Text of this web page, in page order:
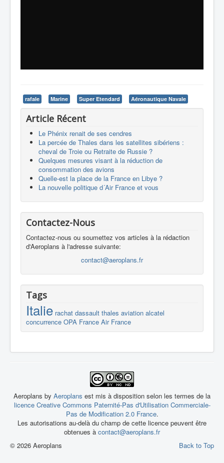
rafale Marine Super Etendard Aéronautique Navale
Article Récent
Le Phénix renait de ses cendres
La percée de Thales dans les satellites sibériens :
cheval de Troie ou Retraite de Russie ?
Quelques mesures visant à la réduction de
consommation des avions
Quelle-est la place de la France en Libye ?
La nouvelle politique d´Air France et vous
Contactez-Nous
Contactez-nous ou soumettez vos articles à la rédaction
d'Aeroplans à l'adresse suivante:
contact@aeroplans.fr
Tags
Italie rachat dassault thales aviation alcatel
concurrence OPA France Air France
Aeroplans by Aeroplans est mis à disposition selon les termes de la
licence Creative Commons Paternité-Pas d'Utilisation Commerciale-
Pas de Modification 2.0 France.
Les autorisations au-delà du champ de cette licence peuvent être
obtenues à contact@aeroplans.fr
Back to Top
© 2026 Aeroplans